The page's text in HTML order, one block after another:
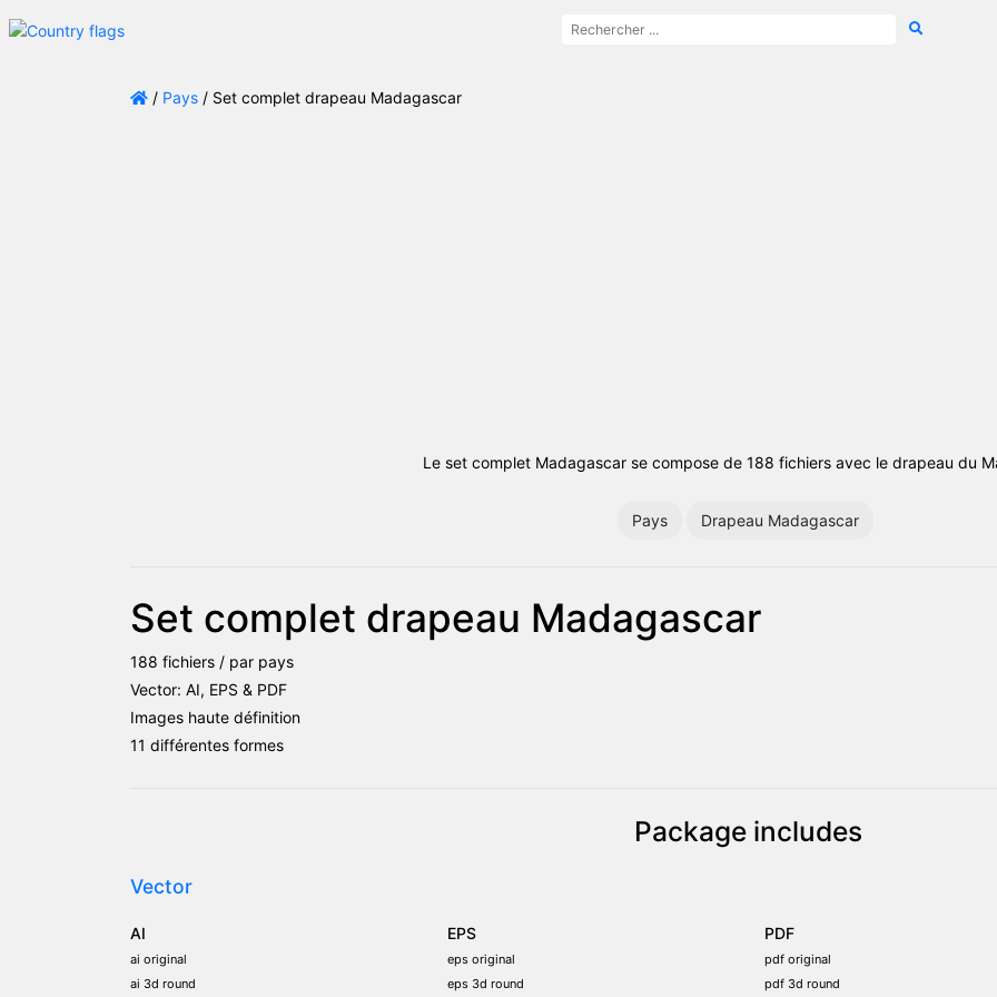
/ Pays / Set complet drapeau Madagascar
Le set complet Madagascar se compose de 188 fichiers avec le drapeau du
Pays Drapeau Madagascar
Set complet drapeau Madagascar
188 fichiers / par pays
Vector: AI, EPS & PDF
Images haute définition
11 différentes formes
Package includes
Vector
AI
ai original
ai 3d round
EPS
eps original
eps 3d round
PDF
pdf original
pdf 3d round